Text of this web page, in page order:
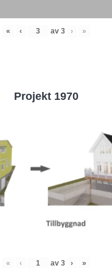
« ‹ av 3 › »
Projekt 1970
« ‹ av 3 › »